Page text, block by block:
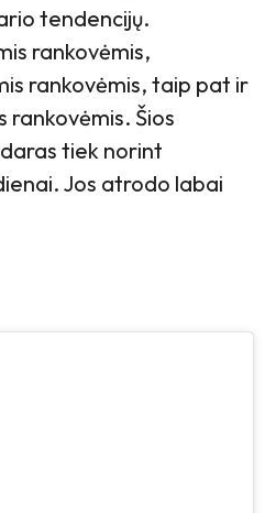
tendencijų.
rankovėmis,
rankovėmis, taip pat ir
rankovėmis. Šios
tiek norint
Jos atrodo labai